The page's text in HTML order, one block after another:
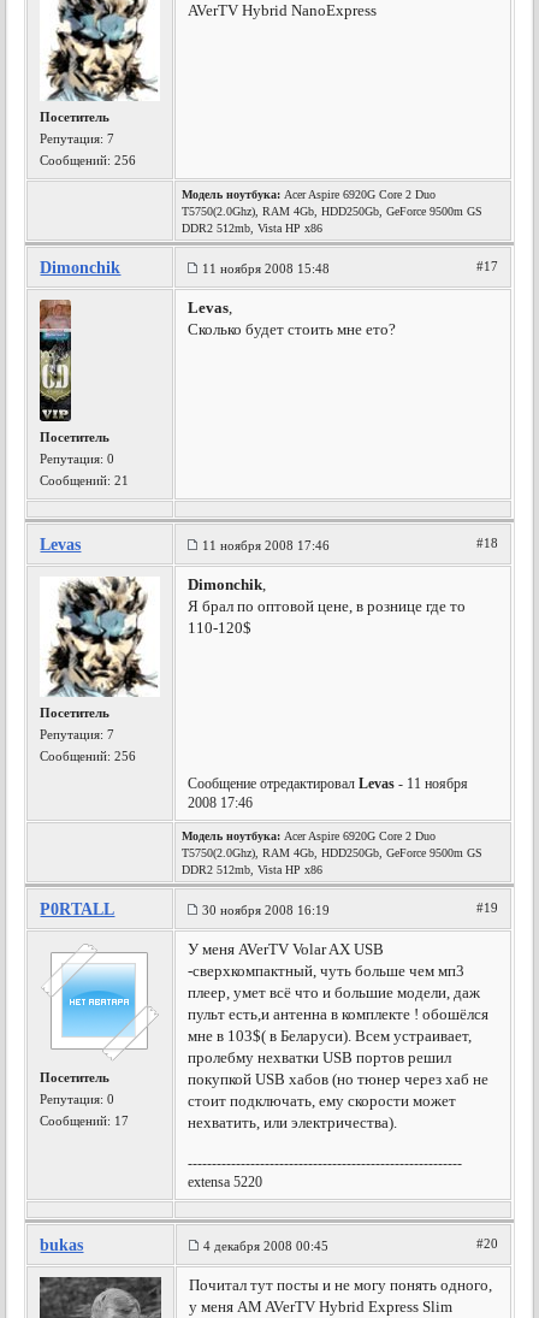
Посетитель
Репутация:7
Сообщений: 256
AVerTV Hybrid NanoExpress
Модель ноутбука: Acer Aspire 6920G Core 2 Duo
T5750(2.0Ghz), RAM 4Gb, HDD250Gb, GeForce 9500m GS
DDR2 512mb, Vista HP x86
Dimonchik 11 ноября 2008 15:48 #17
Посетитель
Репутация:0
Сообщений: 21
Levas,
Сколько будет стоить мне ето?
Levas 11 ноября 2008 17:46 #18
Посетитель
Репутация:7
Сообщений: 256
Dimonchik,
Я брал по оптовой цене, в рознице где то
110-120$
Сообщение отредактировалLevas - 11 ноября
2008 17:46
Модель ноутбука: Acer Aspire 6920G Core 2 Duo
T5750(2.0Ghz), RAM 4Gb, HDD250Gb, GeForce 9500m GS
DDR2 512mb, Vista HP x86
P0RTALL 30 ноября 2008 16:19 #19
Посетитель
Репутация:0
Сообщений: 17
У меня AVerTV Volar AX USB
-сверхкомпактный, чуть больше чем мп3
плеер, умет всё что и большие модели, даж
пульт есть,и антенна в комплекте ! обошёлся
мне в 103$( в Беларуси). Всем устраивает,
пролебму нехватки USB портов решил
покупкой USB хабов (но тюнер через хаб не
стоит подключать, ему скорости может
нехватить, или электричества).
---------------------------------------------------------
extensa 5220
bukas 4 декабря 2008 00:45 #20
Почитал тут посты и не могу понять одного,
у меня AM AVerTV Hybrid Express Slim